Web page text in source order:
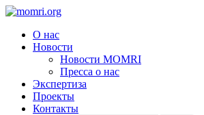
О нас
Новости
Новости MOMRI
Пресса о нас
Экспертиза
Проекты
Контакты